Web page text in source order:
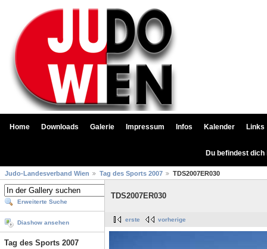
Home Downloads Galerie Impressum Infos Kalender Links
Du befindest
Judo-Landesverband Wien Tag des Sports 2007 TDS2007ER030
Erweiterte Suche
Diashow ansehen
Tag des Sports 2007
TDS2007ER030
erste vorherige